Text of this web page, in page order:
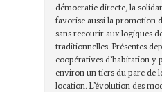
démocratie directe, la
favorise aussi la promotion
sans recourir aux logiques
traditionnelles. Présentes
coopératives d’habitation y
environ un tiers du parc de
location. L’évolution des